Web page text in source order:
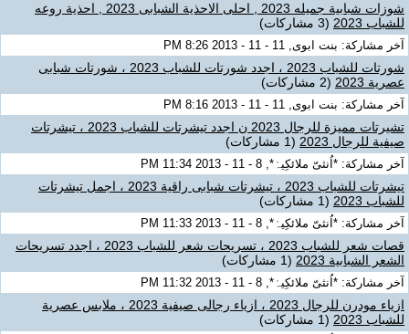
شوزات شبابية جميله 2023 , احلى الاحذية الشبابى 2023 , احذية روعه
للشباب 2023
(3 مشاركات)
آخر مشاركة: بنت ابوى, 11 - 11 - 2013 8:26 PM
شورتات للشباب 2023 ، اجدد شورتات للشباب 2023 ، شورتات شبابى
عصرية 2023
(2 مشاركات)
آخر مشاركة: بنت ابوى, 11 - 11 - 2013 8:16 PM
تشيرتات مميزة للرجال 2023 ن اجدد تيشرتات للشباب 2023 ، تيشرتات
صيفية للرجال 2023
(1 مشاركات)
آخر مشاركة: *اُنثىّ ملائكِيہْ*, 8 - 11 - 2013 11:34 PM
تيشرتات للشباب 2023 ، تيشرتات شبابى راقية 2023 ، اجمل تيشرتات
للشباب 2023
(1 مشاركات)
آخر مشاركة: *اُنثىّ ملائكِيہْ*, 8 - 11 - 2013 11:33 PM
قصات شعر للشباب 2023 ، تسريحات شعر للشباب 2023 ، اجدد تسريحات
الشعر الشبابية 2023
(1 مشاركات)
آخر مشاركة: *اُنثىّ ملائكِيہْ*, 8 - 11 - 2013 11:32 PM
ازياء مودرن للرجال 2023 ، ازياء رجالى صيفية 2023 ، ملابس عصرية
للشباب 2023
(1 مشاركات)